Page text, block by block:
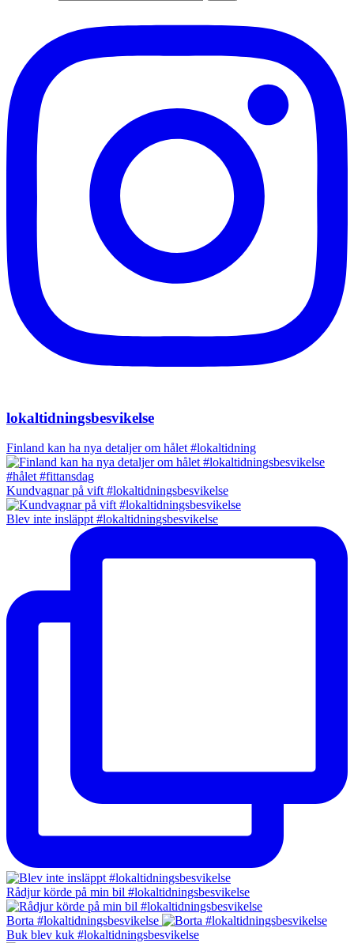
lokaltidningsbesvikelse
Finland kan ha nya detaljer om hålet #lokaltidning
Kundvagnar på vift #lokaltidningsbesvikelse
Blev inte insläppt #lokaltidningsbesvikelse
Rådjur körde på min bil #lokaltidningsbesvikelse
Borta #lokaltidningsbesvikelse
Buk blev kuk #lokaltidningsbesvikelse